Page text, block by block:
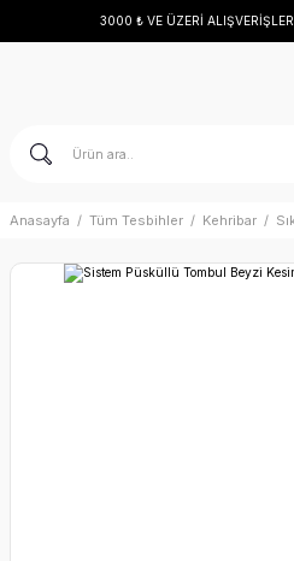
3000 ₺ VE ÜZERİ
Anasayfa Tüm Tesbihler Kehribar